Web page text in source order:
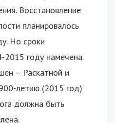
Восстановление
планировалось
Но сроки
2015 году намечена
– Раскатной и
летию (2015 год)
должна быть